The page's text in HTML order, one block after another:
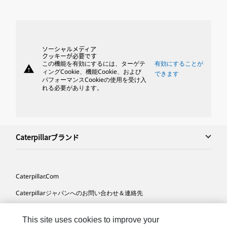
warning
ソーシャルメディア
クッキーが必要です
この機能を有効にするには、ターゲテ
ィングCookie、機能Cookie、および
パフォーマンスCookieの使用を受け入
れる必要があります。
有効にすることが
できます
Caterpillarブランド
Caterpillar.com
Caterpillarジャパンへのお問い合わせ＆連絡先
This site uses cookies to improve your